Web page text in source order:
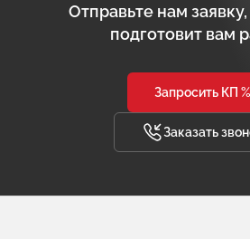
Отправьте нам
подготовит вам
Запросить КП %
Заказать